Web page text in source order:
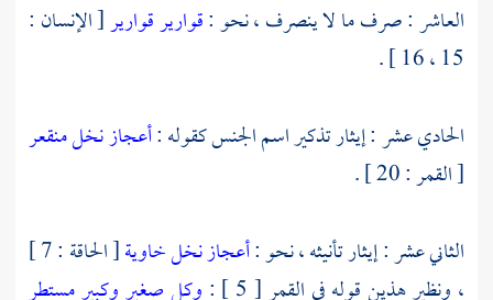
العاشر : صرف ما لا ينصرف ، نحو :قواريرقوارير[ الإنسان :
15 ، 16 ] .
الحادي عشر : إيثار تذكير اسم الجنس كقوله :أعجاز نخل منقعر
[ القمر : 20 ] .
الثاني عشر : إيثار تأنيثه ، نحو :أعجاز نخل خاوية
[ الحاقة : 7 ]
، ونظير هذين قوله في القمر [ 5 ] :
وكل صغير وكبير مستطر